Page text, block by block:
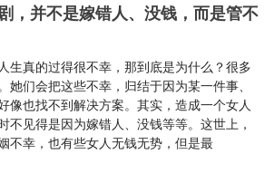
，并不是嫁错人、没钱，而是管不
生真的过得很不幸，那到底是为什么？很多
她们会把这些不幸，归结于因为某一件事、
像也找不到解决方案。其实，造成一个女人
不见得是因为嫁错人、没钱等等。这世上，
不幸，也有些女人无钱无势，但是最